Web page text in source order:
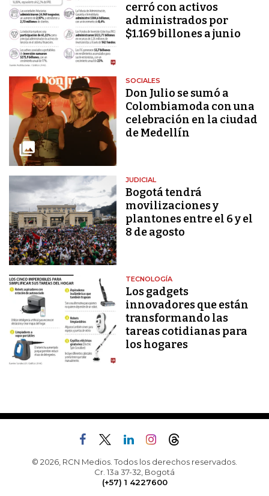
cerró con activos
administrados por
$1.169 billones a junio
SOCIALES
Don Julio se sumó a
Colombiamoda con una
celebración en la ciudad
de Medellín
JUDICIAL
Bogotá tendrá
movilizaciones y
plantones entre el 6 y el
8 de agosto
TECNOLOGÍA
Los gadgets
innovadores que están
transformando las
tareas cotidianas para
los hogares
© 2026, RCN Medios. Todos los derechos reservados.
Cr. 13a 37-32, Bogotá
(+57) 1 4227600